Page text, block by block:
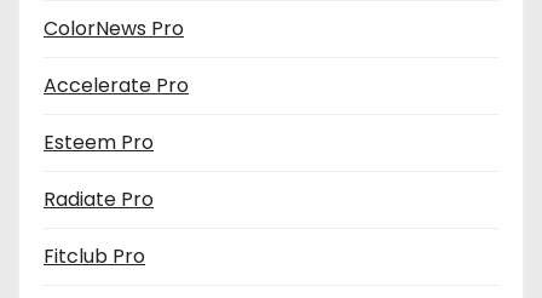
ColorNews Pro
Accelerate Pro
Esteem Pro
Radiate Pro
Fitclub Pro